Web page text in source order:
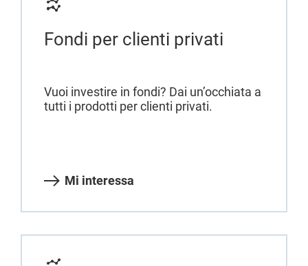
Fondi per clienti privati
Vuoi investire in fondi? Dai un’occhiata a
tutti i prodotti per clienti privati.
Mi interessa